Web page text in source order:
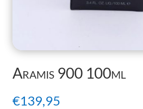
Aramis 900 100ml
€139,95